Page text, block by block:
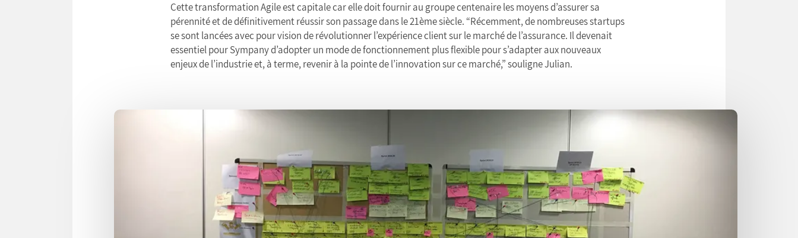
Cette transformation Agile est capitale car elle doit fournir au groupe centenaire les moyens d’assurer sa
pérennité et de définitivement réussir son passage dans le 21ème siècle. “Récemment, de nombreuses startups
se sont lancées avec pour vision de révolutionner l’expérience client sur le marché de l’assurance. Il devenait
essentiel pour Sympany d’adopter un mode de fonctionnement plus flexible pour s’adapter aux nouveaux
enjeux de l’industrie et, à terme, revenir à la pointe de l’innovation sur ce marché,” souligne Julian.